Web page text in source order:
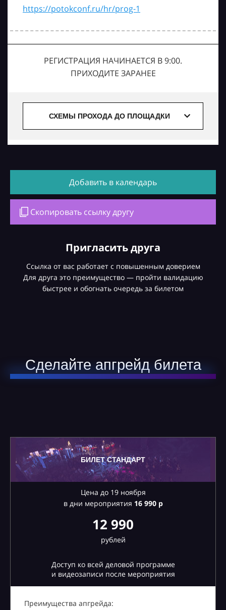
https://potokconf.ru/hr/prog-1
РЕГИСТРАЦИЯ НАЧИНАЕТСЯ В 9:00.
ПРИХОДИТЕ ЗАРАНЕЕ
СХЕМЫ ПРОХОДА ДО ПЛОЩАДКИ
Добавить в календарь
Скопировать ссылку другу
Пригласить друга
Ссылка от вас работает с повышенным доверием
Для друга это преимущество — пройти валидацию
быстрее и обогнать очередь за билетом
Сделайте апгрейд билета
БИЛЕТ СТАНДАРТ
Цена до 19 ноября
в дни мероприятия 16990 р
12 990
рублей
Доступ ко всей деловой программе
и видеозаписи после мероприятия
Преимущества апгрейда: